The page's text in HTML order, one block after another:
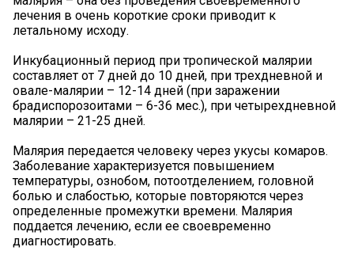
лечения в очень короткие сроки приводит к
летальному исходу.
Инкубационный период при тропической малярии
составляет от 7 дней до 10 дней, при трехдневной и
овале-малярии – 12-14 дней (при заражении
брадиспорозоитами – 6-36 мес.), при четырехдневной
малярии – 21-25 дней.
Малярия передается человеку через укусы комаров.
Заболевание характеризуется повышением
температуры, ознобом, потоотделением, головной
болью и слабостью, которые повторяются через
определенные промежутки времени. Малярия
поддается лечению, если ее своевременно
диагностировать.